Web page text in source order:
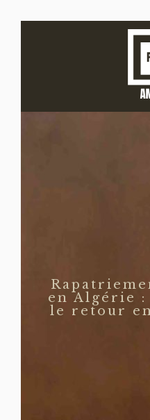
en Algérie :
le retour